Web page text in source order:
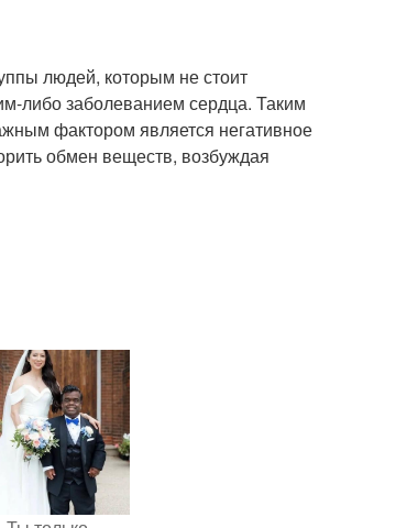
людей, которым не стоит
либо заболеванием сердца. Таким
фактором является негативное
обмен веществ, возбуждая